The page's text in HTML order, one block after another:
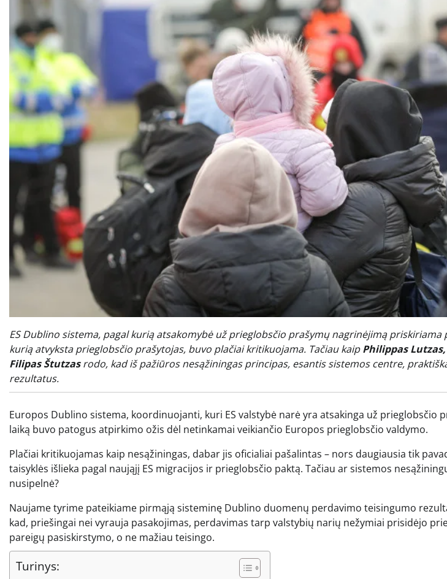
ES Dublino sistema, pagal kurią atsakomybė už prieglobsčio prašymų nagrinėjimą priskiriama
kurią atvyksta prieglobsčio prašytojas, buvo plačiai kritikuojama. Tačiau kaipPhilippas
Filipas Štutzasrodo, kad iš pažiūros nesąžiningas principas, esantis sistemos centre,
rezultatus.
Europos Dublino sistema, koordinuojanti, kuri ES valstybė narė yra atsakinga už prieglobsčio
laiką buvo patogus atpirkimo ožis dėl netinkamai veikiančio Europos prieglobsčio valdymo.
Plačiai kritikuojamas kaip nesąžiningas, dabar jis oficialiai pašalintas – nors daugiausia tik
taisyklės išlieka pagal naująjį ES migracijos ir prieglobsčio paktą. Tačiau ar sistemos
nusipelnė?
Naujame tyrime pateikiame pirmąją sisteminę Dublino duomenų perdavimo teisingumo
kad, priešingai nei vyrauja pasakojimas, perdavimas tarp valstybių narių nežymiai prisidėjo
pareigų pasiskirstymo, o ne mažiau teisingo.
Turinys: